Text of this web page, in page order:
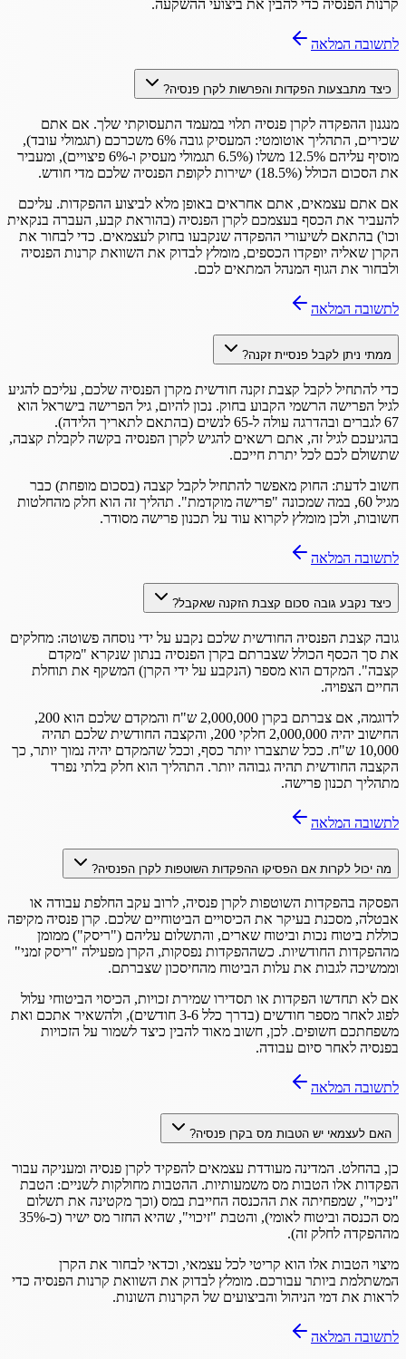
קרנות הפנסיה כדי להבין את ביצועי ההשקעה.
לתשובה המלאה
כיצד מתבצעות הפקדות והפרשות לקרן פנסיה?
מנגנון ההפקדה לקרן פנסיה תלוי במעמד התעסוקתי שלך. אם אתם
שכירים, התהליך אוטומטי: המעסיק גובה 6% משכרכם (תגמולי עובד),
מוסיף עליהם 12.5% משלו (6.5% תגמולי מעסיק ו-6% פיצויים), ומעביר
את הסכום הכולל (18.5%) ישירות לקופת הפנסיה שלכם מדי חודש.
אם אתם עצמאים, אתם אחראים באופן מלא לביצוע ההפקדות. עליכם
להעביר את הכסף בעצמכם לקרן הפנסיה (בהוראת קבע, העברה בנקאית
וכו') בהתאם לשיעורי ההפקדה שנקבעו בחוק לעצמאים. כדי לבחור את
הקרן שאליה יופקדו הכספים, מומלץ לבדוק את השוואת קרנות הפנסיה
ולבחור את הגוף המנהל המתאים לכם.
לתשובה המלאה
ממתי ניתן לקבל פנסיית זקנה?
כדי להתחיל לקבל קצבת זקנה חודשית מקרן הפנסיה שלכם, עליכם להגיע
לגיל הפרישה הרשמי הקבוע בחוק. נכון להיום, גיל הפרישה בישראל הוא
67 לגברים ובהדרגה עולה ל-65 לנשים (בהתאם לתאריך הלידה).
בהגיעכם לגיל זה, אתם רשאים להגיש לקרן הפנסיה בקשה לקבלת קצבה,
שתשולם לכם לכל יתרת חייכם.
חשוב לדעת: החוק מאפשר להתחיל לקבל קצבה (בסכום מופחת) כבר
מגיל 60, במה שמכונה "פרישה מוקדמת". תהליך זה הוא חלק מהחלטות
חשובות, ולכן מומלץ לקרוא עוד על תכנון פרישה מסודר.
לתשובה המלאה
כיצד נקבע גובה סכום קצבת הזקנה שאקבל?
גובה קצבת הפנסיה החודשית שלכם נקבע על ידי נוסחה פשוטה: מחלקים
את סך הכסף הכולל שצברתם בקרן הפנסיה בנתון שנקרא "מקדם
קצבה". המקדם הוא מספר (הנקבע על ידי הקרן) המשקף את תוחלת
החיים הצפויה.
לדוגמה, אם צברתם בקרן 2,000,000 ש"ח והמקדם שלכם הוא 200,
החישוב יהיה 2,000,000 חלקי 200, והקצבה החודשית שלכם תהיה
10,000 ש"ח. ככל שתצברו יותר כסף, וככל שהמקדם יהיה נמוך יותר, כך
הקצבה החודשית תהיה גבוהה יותר. התהליך הוא חלק בלתי נפרד
מתהליך תכנון פרישה.
לתשובה המלאה
מה יכול לקרות אם הפסיקו ההפקדות השוטפות לקרן הפנסיה?
הפסקה בהפקדות השוטפות לקרן פנסיה, לרוב עקב החלפת עבודה או
אבטלה, מסכנת בעיקר את הכיסויים הביטוחיים שלכם. קרן פנסיה מקיפה
כוללת ביטוח נכות וביטוח שארים, והתשלום עליהם ("ריסק") ממומן
מההפקדות החודשיות. כשההפקדות נפסקות, הקרן מפעילה "ריסק זמני"
וממשיכה לגבות את עלות הביטוח מהחיסכון שצברתם.
אם לא תחדשו הפקדות או תסדירו שמירת זכויות, הכיסוי הביטוחי עלול
לפוג לאחר מספר חודשים (בדרך כלל 3-6 חודשים), ולהשאיר אתכם ואת
משפחתכם חשופים. לכן, חשוב מאוד להבין כיצד לשמור על הזכויות
בפנסיה לאחר סיום עבודה.
לתשובה המלאה
האם לעצמאי יש הטבות מס בקרן פנסיה?
כן, בהחלט. המדינה מעודדת עצמאים להפקיד לקרן פנסיה ומעניקה עבור
הפקדות אלו הטבות מס משמעותיות. ההטבות מחולקות לשניים: הטבת
"ניכוי", שמפחיתה את ההכנסה החייבת במס (וכך מקטינה את תשלום
מס הכנסה וביטוח לאומי), והטבת "זיכוי", שהיא החזר מס ישיר (כ-35%
מההפקדה לחלק זה).
מיצוי הטבות אלו הוא קריטי לכל עצמאי, וכדאי לבחור את הקרן
המשתלמת ביותר עבורכם. מומלץ לבדוק את השוואת קרנות הפנסיה כדי
לראות את דמי הניהול והביצועים של הקרנות השונות.
לתשובה המלאה